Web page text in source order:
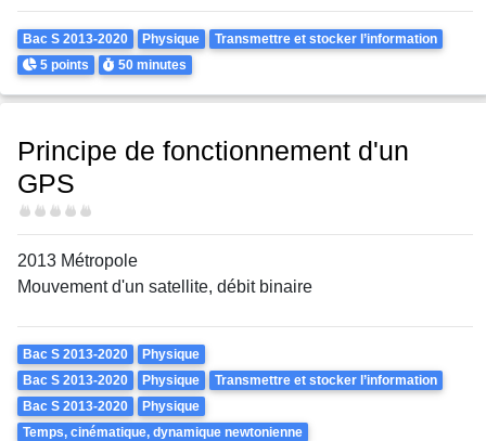
Theme
Bac S 2013-2020 Physique Transmettre et stocker l’information
Points
5 points Durée
50 minutes
Principe de fonctionnement d'un
GPS
Difficulté
2013 Métropole
Mouvement d'un satellite, débit binaire
Theme
Bac S 2013-2020
Physique
Bac S 2013-2020
Physique
Transmettre et stocker l’information
Bac S 2013-2020
Physique
Temps, cinématique, dynamique newtonienne